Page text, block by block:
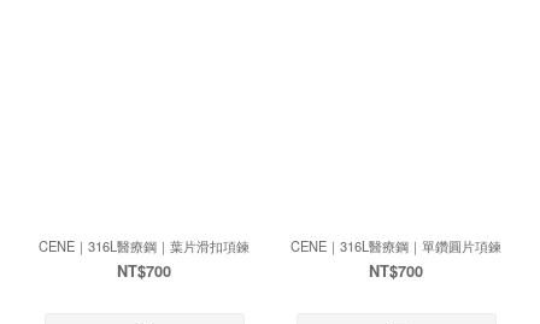
CENE｜316L醫療鋼｜葉片滑扣項鍊
NT$700
CENE｜316L醫療鋼｜單鑽圓片項鍊
NT$700